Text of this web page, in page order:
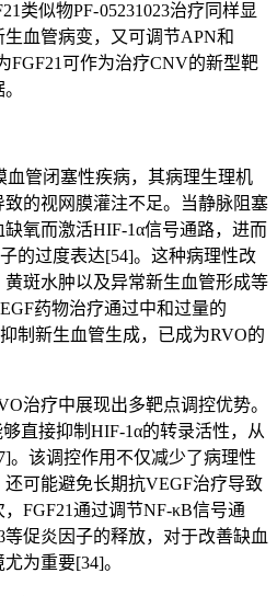
类似物PF- 05231023治疗同样显
血管病变，又可调节APN和
FGF21可作为治疗CNV的新型靶
血管闭塞性疾病，其病理生理机
的视网膜灌注不足。当静脉阻塞
氧而激活HIF-1α信号通路，进而
的过度表达[54]。这种病理性改
斑水肿以及异常新生血管形成等
药物治疗通过中和过量的
制新生血管生成，已成为RVO的
治疗中展现出多靶点调控优势。
直接抑制HIF-1α的转录活性，从
。该调控作用不仅减少了病理性
可能避免长期抗VEGF治疗导致
FGF21通过调节NF-κB信号通
促炎因子的释放，对于改善缺血
为重要[34]。